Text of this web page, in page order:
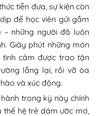
tiễn đưa, sự kiện còn
để học viên gửi gắm
những người đã luôn
Giây phút những món
cảm được trao tận
lắng lại, rồi vỡ òa
và xúc động.
trong kỳ này chính
thế hệ trẻ dám ước mơ,